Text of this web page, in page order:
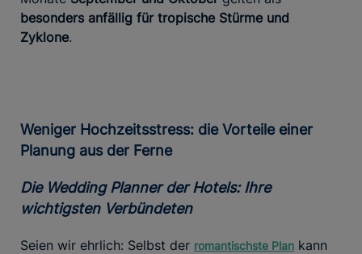
besonders anfällig für tropische Stürme und
Zyklone.
Weniger Hochzeitsstress: die Vorteile einer
Planung aus der Ferne
Die Wedding Planner der Hotels: Ihre
wichtigsten Verbündeten
Seien wir ehrlich: Selbst der romantischste Plan kann